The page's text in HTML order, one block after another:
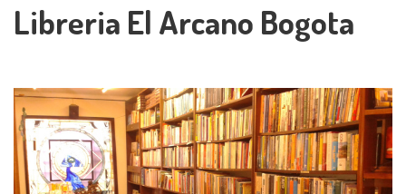
Libreria El Arcano Bogota